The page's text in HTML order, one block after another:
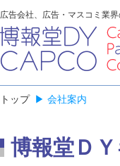
広告会社、広告・マスコミ業
トップ ▶ 会社案内
博報堂Ｄ